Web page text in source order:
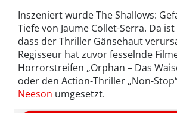
Inszeniert wurde The Shallows:
Tiefe von Jaume Collet-Serra. Da
dass der Thriller Gänsehaut
Regisseur hat zuvor fesselnde
Horrorstreifen „Orphan – Das
oder den Action-Thriller „Non-
Neeson umgesetzt.